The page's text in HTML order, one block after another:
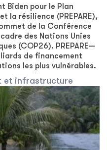
Biden pour le Plan
la résilience (PREPARE),
de la Conférence
des Nations Unies
(COP26). PREPARE—
de financement
les plus vulnérables.
et infrastructure